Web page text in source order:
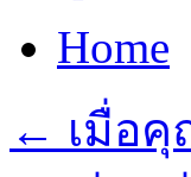
Home
← เมื่อ